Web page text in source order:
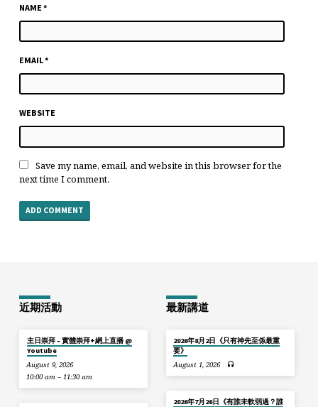
NAME *
EMAIL*
WEBSITE
Save my name, email, and website in this browser for the
next time I comment.
近期活動
主日崇拜 – 實體崇拜+網上直播 @
Youtube
August 9, 2026
10:00 am – 11:30 am
最新講道
2026年8月2日《只有神先至係最重
要》
August 1, 2026
2026年7月26日《有誰未軟弱過？誰